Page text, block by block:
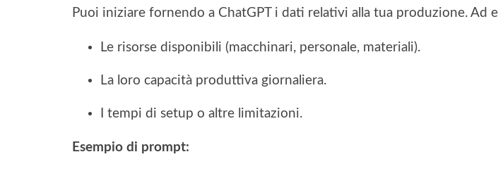
Puoi iniziare fornendo a ChatGPT i dati relativi alla tua produzione. Ad
Le risorse disponibili (macchinari, personale, materiali).
La loro capacità produttiva giornaliera.
I tempi di setup o altre limitazioni.
Esempio di prompt: